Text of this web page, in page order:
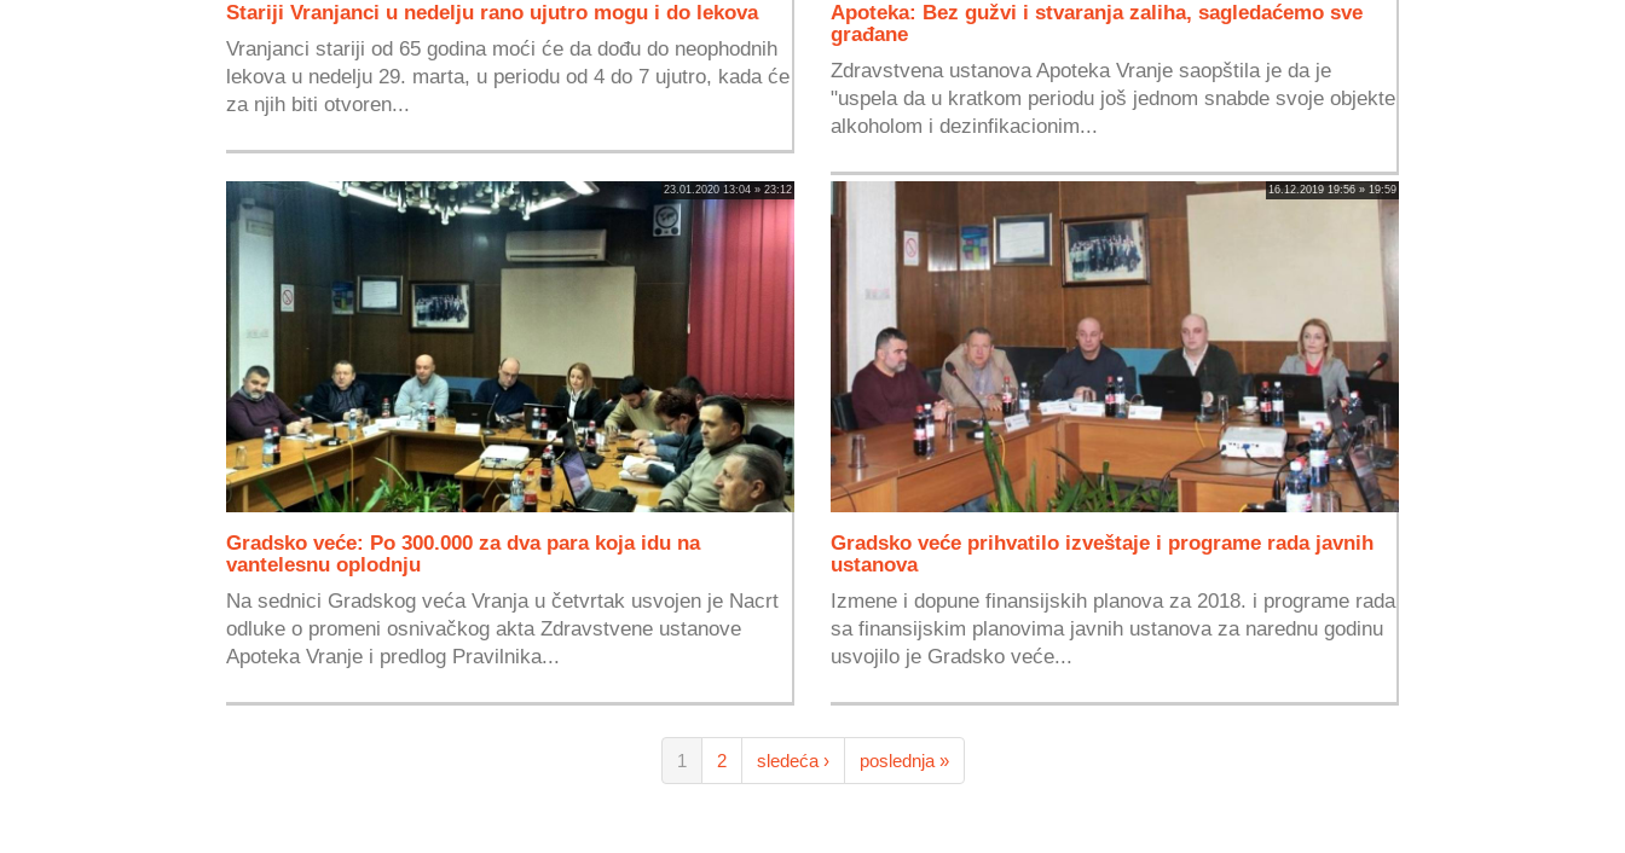
Stariji Vranjanci u nedelju rano ujutro mogu i do lekova
Vranjanci stariji od 65 godina moći će da dođu do neophodnih
lekova u nedelju 29. marta, u periodu od 4 do 7 ujutro, kada će
za njih biti otvoren...
Apoteka: Bez gužvi i stvaranja zaliha, sagledaćemo sve
građane
Zdravstvena ustanova Apoteka Vranje saopštila je da je
"uspela da u kratkom periodu još jednom snabde svoje objekte
alkoholom i dezinfikacionim...
23.01.2020 13:04 » 23:12
Gradsko veće: Po 300.000 za dva para koja idu na
vantelesnu oplodnju
Na sednici Gradskog veća Vranja u četvrtak usvojen je Nacrt
odluke o promeni osnivačkog akta Zdravstvene ustanove
Apoteka Vranje i predlog Pravilnika...
16.12.2019 19:56 » 19:59
Gradsko veće prihvatilo izveštaje i programe rada javnih
ustanova
Izmene i dopune finansijskih planova za 2018. i programe rada
sa finansijskim planovima javnih ustanova za narednu godinu
usvojilo je Gradsko veće...
1 2 sledeća › poslednja »